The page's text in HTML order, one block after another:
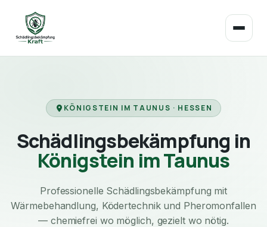
KÖNIGSTEIN IM TAUNUS · HESSEN
Schädlingsbekämpfung in
Königstein im Taunus
Professionelle Schädlingsbekämpfung mit
Wärmebehandlung, Ködertechnik und Pheromonfallen
— chemiefrei wo möglich, gezielt wo nötig.